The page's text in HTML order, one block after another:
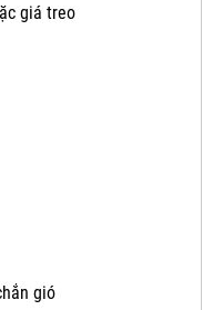
giá treo
gió